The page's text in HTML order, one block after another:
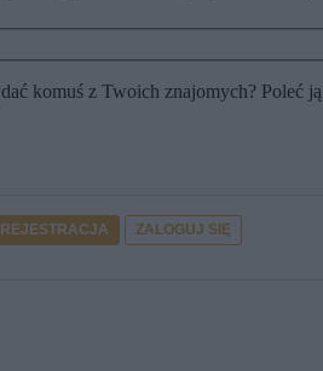
komuś z Twoich znajomych? Poleć